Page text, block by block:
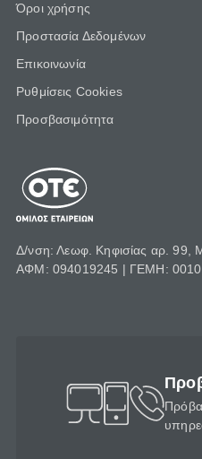
Όροι χρήσης
Προστασία Δεδομένων
Επικοινωνία
Ρυθμίσεις Cookies
Προσβασιμότητα
Δ/νση: Λεωφ. Κηφισίας αρ. 99,
ΑΦΜ: 094019245 | ΓΕΜΗ: